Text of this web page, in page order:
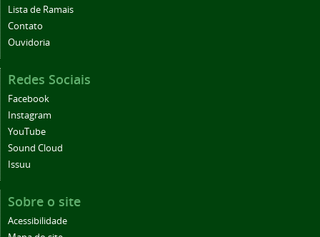
Lista de Ramais
Contato
Ouvidoria
Redes Sociais
Facebook
Instagram
YouTube
Sound Cloud
Issuu
Sobre o site
Acessibilidade